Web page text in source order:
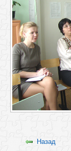
Назад